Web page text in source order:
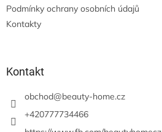
Podmínky ochrany osobních údajů
Kontakty
Kontakt
obchod@beauty-home.cz
+420777734466